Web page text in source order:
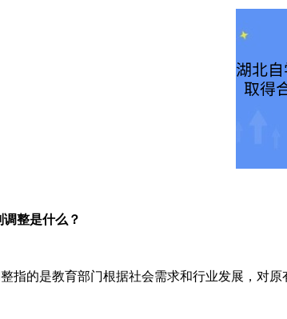
整是什么？
的是教育部门根据社会需求和行业发展，对原